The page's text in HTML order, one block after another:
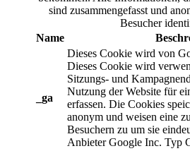
sind zusammengefasst und
Besucher
Name
_ga
Dieses Cookie wird von
Dieses Cookie wird
Sitzungs- und
Nutzung der Website für
erfassen. Die Cookies
anonym und weisen eine
Besuchern zu um sie
Anbieter Google Inc. Typ